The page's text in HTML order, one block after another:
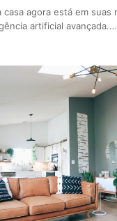
casa agora está em suas
artificial avançada.…